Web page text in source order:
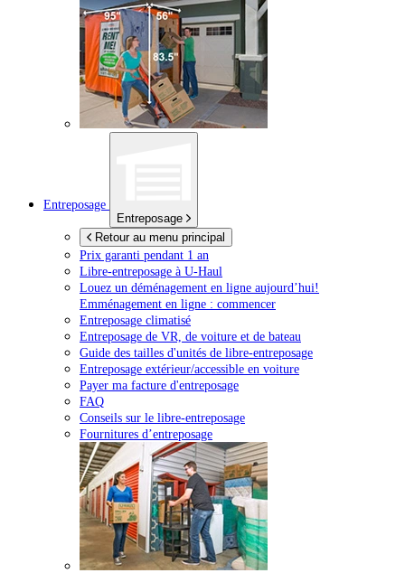
Entreposage
Entreposage
Retour au menu principal
Prix garanti pendant 1 an
Libre-entreposage à U-Haul
Louez un déménagement en ligne aujourd’hui!
Emménagement en ligne : commencer
Entreposage climatisé
Entreposage de VR, de voiture et de bateau
Guide des tailles d'unités de libre-entreposage
Entreposage extérieur/accessible en voiture
Payer ma facture d'entreposage
FAQ
Conseils sur le libre-entreposage
Fournitures d’entreposage